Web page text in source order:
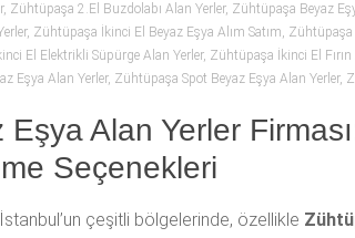
, Zühtüpaşa 2.El Buzdolabı Alan Yerler, Zühtüpaşa Beyaz
, Zühtüpaşa İkinci El Beyaz Eşya Alım Satım, Zühtüpaşa
El Elektrikli Süpürge Alan Yerler, Zühtüpaşa İkinci El Fırın
Eşya Alan Yerler, Zühtüpaşa Spot Beyaz Eşya Alan Yerler,
Alan Yerler
Seçenekleri
çeşitli bölgelerinde, özellikle